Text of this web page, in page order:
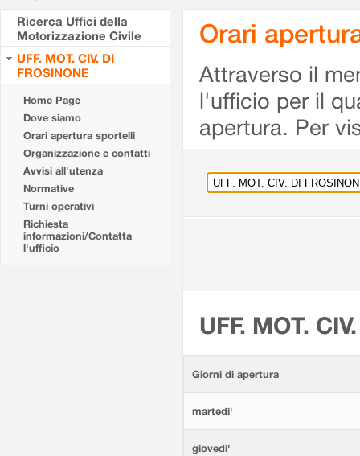
Ricerca Uffici della
Motorizzazione Civile
UFF. MOT. CIV. DI
FROSINONE
Home Page
Dove siamo
Orari apertura sportelli
Organizzazione e contatti
Avvisi all'utenza
Normative
Turni operativi
Richiesta
informazioni/Contatta
l'ufficio
Orari
Attraverso il
l'ufficio per il
apertura. Per
UFF. MOT.
Giorni di apertura
martedi'
giovedi'